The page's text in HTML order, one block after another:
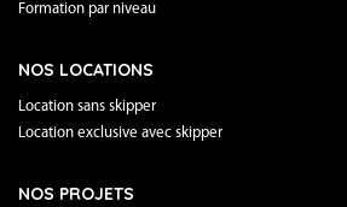
Formation par niveau
NOS LOCATIONS
Location sans skipper
Location exclusive avec skipper
NOS PROJETS